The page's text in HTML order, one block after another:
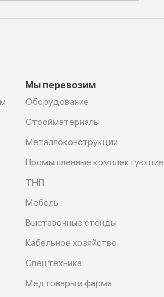
Мы перевозим
Оборудование
Cтройматериалы
Металлоконструкции
Промышленные комплектующие
ТНП
Мебель
Выставочные стенды
Кабельное хозяйство
Спецтехника
Медтовары и фарма